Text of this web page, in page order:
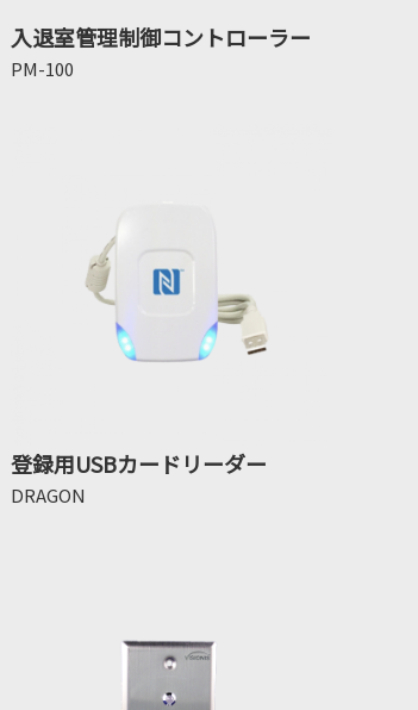
入退室管理制御コントローラー
PM-100
登録用USBカードリーダー
DRAGON